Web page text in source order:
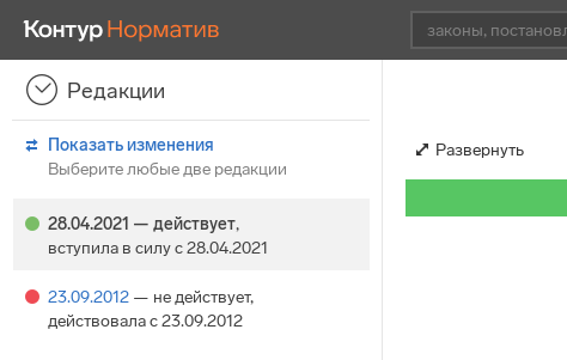
Редакции
Показать изменения
Выберите любые две редакции
28.04.2021 — действует,
вступила в силу с 28.04.2021
23.09.2012 — не действует,
действовала с 23.09.2012
Развернуть